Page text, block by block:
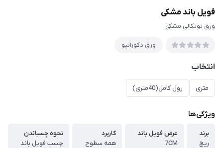
فویل باند مشکی
ورق توتکالی مشکی
ورق دكوراتيو
انتخاب
متری رول کامل(40متری)
ویژگی‌ها
برند
ریچ
عرض فویل باند
7CM
کاربرد
همه سطوح
نحوه چسباندن
چسب فویل باند